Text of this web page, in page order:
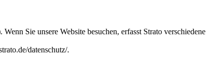
Sie unsere Website besuchen, erfasst Strato verschiedene
datenschutz/.